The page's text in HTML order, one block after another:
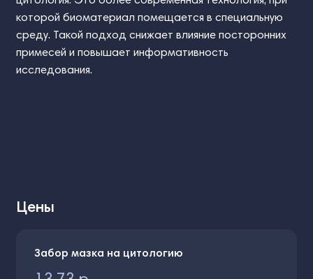
которой биоматериал помещается в специальную
среду. Такой подход снижает влияние посторонних
примесей и повышает информативность
исследования.
Цены
Забор мазка на цитологию